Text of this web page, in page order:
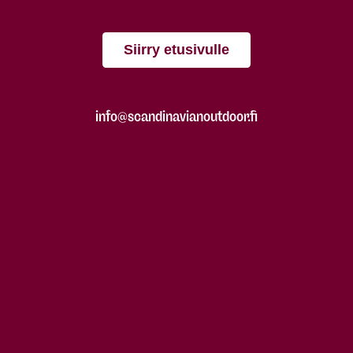
Siirry etusivulle
info@scandinavianoutdoor.fi